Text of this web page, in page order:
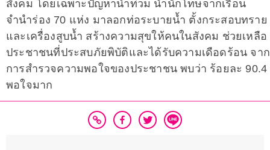
สังคม โดยเฉพาะปัญหาน้ำท่วม นำนักโทษจากเรือน
จำนำร่อง 70 แห่ง มาลอกท่อระบายน้ำ ตั้งกระสอบทราย
และเครื่องสูบน้ำ สร้างความสุขให้คนในสังคม ช่วยเหลือ
ประชาชนที่ประสบภัยพิบัติและได้รับความเดือดร้อน จาก
การสำรวจความพอใจของประชาชน พบว่า ร้อยละ 90.4
พอใจมาก